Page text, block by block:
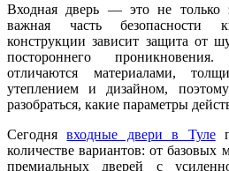
Входная дверь — это не только
важная часть безопасности
конструкции зависит защита от
постороннего
отличаются материалами,
утеплением и дизайном,
разобраться, какие параметры
Сегоднявходные двери в Туле
количестве вариантов: от базовых
премиальных дверей с